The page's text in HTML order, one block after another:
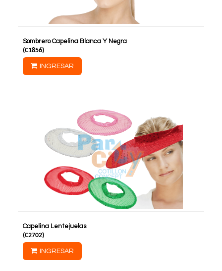
Sombrero Capelina Blanca Y Negra
(C1856)
INGRESAR
Capelina Lentejuelas
(C2702)
INGRESAR